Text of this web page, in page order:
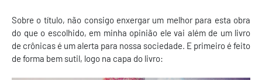
Sobre o título, não consigo enxergar um melhor para esta obra
do que o escolhido, em minha opinião ele vai além de um livro
de crônicas é um alerta para nossa sociedade. E primeiro é feito
de forma bem sutil, logo na capa do livro: